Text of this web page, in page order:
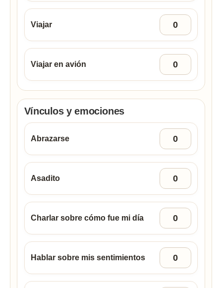
Viajar
Viajar en avión
Vínculos y emociones
Abrazarse
Asadito
Charlar sobre cómo fue mi día
Hablar sobre mis sentimientos